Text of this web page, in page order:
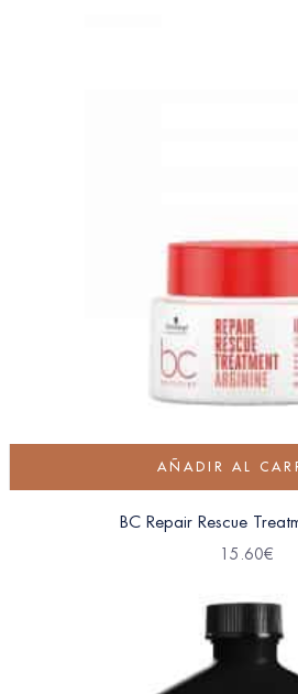
AÑADIR AL
BC Repair Rescue
15.60€